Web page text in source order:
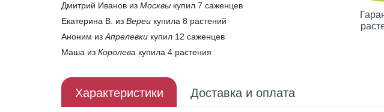
Дмитрий Иванов из Москвы купил 7 саженцев
Екатерина В. из Вереи купила 8 растений
Аноним из Апрелевки купил 12 саженцев
Маша из Королева купила 4 растения
Характеристики Доставка и оплата